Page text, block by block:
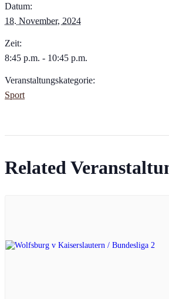
Datum:
18. November, 2024
Zeit:
8:45 p.m. - 10:45 p.m.
Veranstaltungskategorie:
Sport
Related